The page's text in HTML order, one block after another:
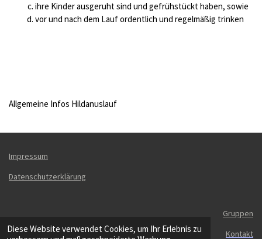
Diese Website verwendet Cookies, um Ihr Erlebnis zu
ihre Kinder ausgeruht sind und gefrühstückt haben, sowie
vor und nach dem Lauf ordentlich und regelmäßig trinken
Allgemeine Infos Hildanuslauf
Impressum
Datenschutzerklärung
Gruppen
Kontakt